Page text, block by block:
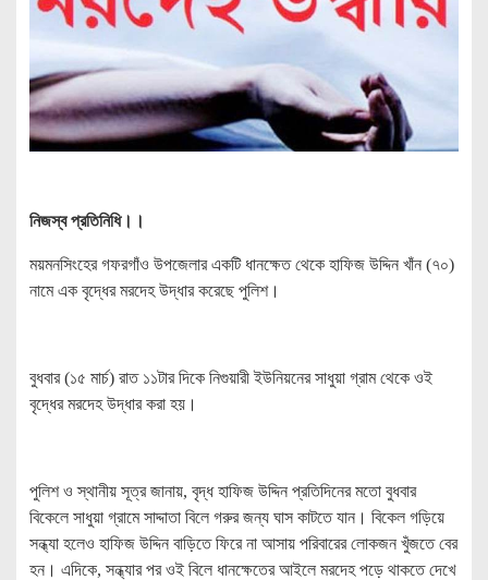
নিজস্ব প্রতিনিধি।।
ময়মনসিংহের গফরগাঁও উপজেলার একটি ধানক্ষেত থেকে হাফিজ উদ্দিন খাঁন (৭০)
নামে এক বৃদ্ধের মরদেহ উদ্ধার করেছে পুলিশ।
বুধবার (১৫ মার্চ) রাত ১১টার দিকে নিগুয়ারী ইউনিয়নের সাধুয়া গ্রাম থেকে ওই
বৃদ্ধের মরদেহ উদ্ধার করা হয়।
পুলিশ ও স্থানীয় সূত্র জানায়, বৃদ্ধ হাফিজ উদ্দিন প্রতিদিনের মতো বুধবার
বিকেলে সাধুয়া গ্রামে সাদ্দাতা বিলে গরুর জন্য ঘাস কাটতে যান। বিকেল গড়িয়ে
সন্ধ্যা হলেও হাফিজ উদ্দিন বাড়িতে ফিরে না আসায় পরিবারের লোকজন খুঁজতে বের
হন। এদিকে, সন্ধ্যার পর ওই বিলে ধানক্ষেতের আইলে মরদেহ পড়ে থাকতে দেখে